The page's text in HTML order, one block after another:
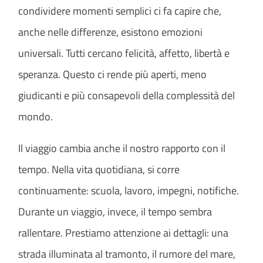
condividere momenti semplici ci fa capire che,
anche nelle differenze, esistono emozioni
universali. Tutti cercano felicità, affetto, libertà e
speranza. Questo ci rende più aperti, meno
giudicanti e più consapevoli della complessità del
mondo.
Il viaggio cambia anche il nostro rapporto con il
tempo. Nella vita quotidiana, si corre
continuamente: scuola, lavoro, impegni, notifiche.
Durante un viaggio, invece, il tempo sembra
rallentare. Prestiamo attenzione ai dettagli: una
strada illuminata al tramonto, il rumore del mare,